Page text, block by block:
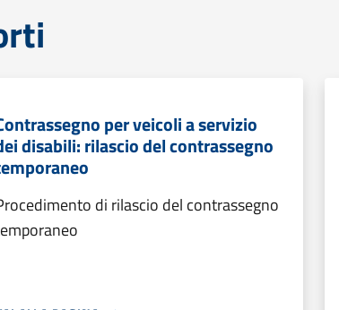
per veicoli a servizio
disabili: rilascio del contrassegno
di rilascio del contrassegno